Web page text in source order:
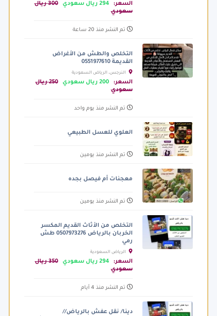
السعر: 294 ريال سعودي
300 ريال
سعودي
تم النشر منذ 20 ساعة
التخلص والطش من الأغراض
القديمة 0551977610
السعر: 200 ريال سعودي
250 ريال
سعودي
تم النشر منذ يوم واحد
العلوي للعسل الطبيعي
تم النشر منذ يومين
معجنات أم فيصل بجده
تم النشر منذ يومين
التخلص من الأثاث القديم المكسر
الخربان بالرياض 0507973276 طش
رمي
السعر: 294 ريال سعودي
350 ريال
سعودي
تم النشر منذ 4 أيام
دينا/ نقل عفش بالرياض//